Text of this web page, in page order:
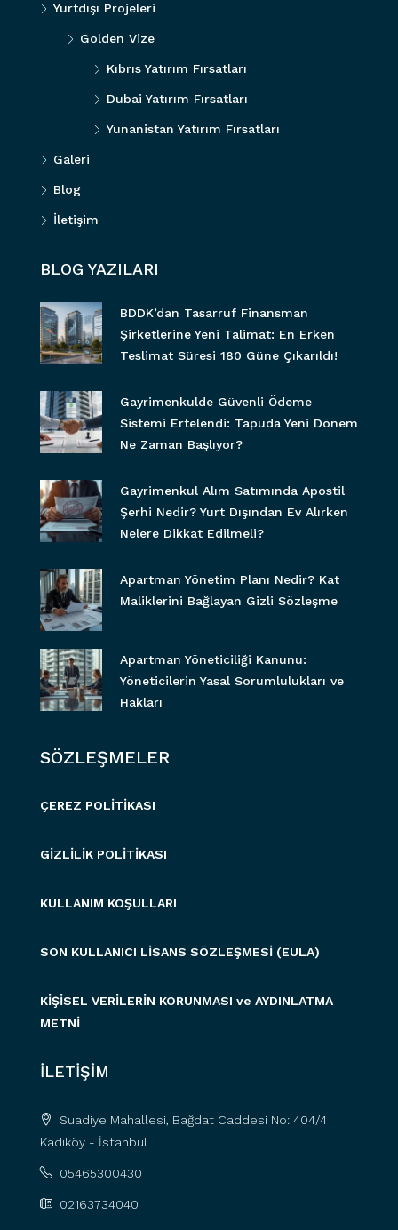
Yurtdışı Projeleri
Golden Vize
Kıbrıs Yatırım Fırsatları
Dubai Yatırım Fırsatları
Yunanistan Yatırım Fırsatları
Galeri
Blog
İletişim
BLOG YAZILARI
BDDK’dan Tasarruf Finansman
Şirketlerine Yeni Talimat: En Erken
Teslimat Süresi 180 Güne Çıkarıldı!
Gayrimenkulde Güvenli Ödeme
Sistemi Ertelendi: Tapuda Yeni Dönem
Ne Zaman Başlıyor?
Gayrimenkul Alım Satımında Apostil
Şerhi Nedir? Yurt Dışından Ev Alırken
Nelere Dikkat Edilmeli?
Apartman Yönetim Planı Nedir? Kat
Maliklerini Bağlayan Gizli Sözleşme
Apartman Yöneticiliği Kanunu:
Yöneticilerin Yasal Sorumlulukları ve
Hakları
SÖZLEŞMELER
ÇEREZ POLİTİKASI
GİZLİLİK POLİTİKASI
KULLANIM KOŞULLARI
SON KULLANICI LİSANS SÖZLEŞMESİ (EULA)
KİŞİSEL VERİLERİN KORUNMASI ve AYDINLATMA
METNİ
İLETİŞİM
Suadiye Mahallesi, Bağdat Caddesi No: 404/4
Kadıköy - İstanbul
05465300430
02163734040